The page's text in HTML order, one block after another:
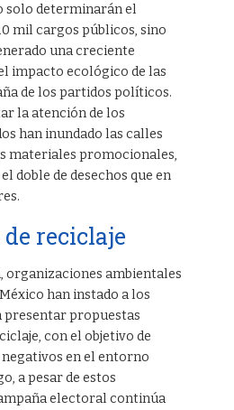
solo determinarán el
mil cargos públicos, sino
una creciente
impacto ecológico de las
de los partidos políticos.
la atención de los
han inundado las calles
materiales promocionales,
doble de desechos que en
reciclaje
organizaciones ambientales
han instado a los
propuestas
con el objetivo de
en el entorno
a pesar de estos
electoral continúa